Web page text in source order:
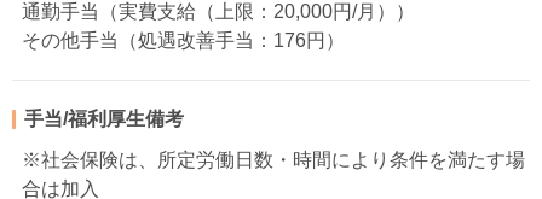
通勤手当（実費支給（上限：20,000円/月））
その他手当（処遇改善手当：176円）
手当/福利厚生備考
※社会保険は、所定労働日数・時間により条件を満たす場
合は加入